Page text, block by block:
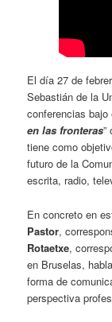
El día 27 de
Sebastián de la
conferencias
en las fronteras”
tiene como
futuro de la
escrita, radio,
En concreto en
Pastor,
Rotaetxe,
en Bruselas,
forma de
perspectiva